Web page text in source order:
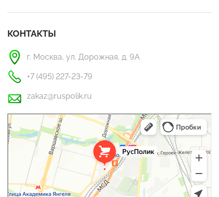
КОНТАКТЫ
г. Москва, ул. Дорожная, д. 9А
+7 (495) 227-23-79
zakaz@ruspolik.ru
РусПолик
Оргстекло, поликарбонат в Москве
Строительные и отделочные работы в Москве